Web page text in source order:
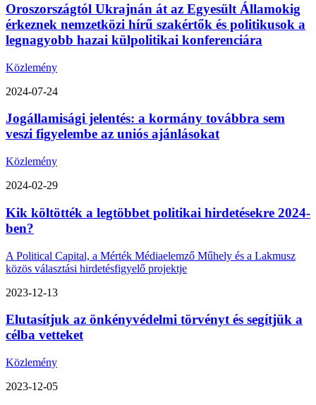
Oroszországtól Ukrajnán át az Egyesült Államokig
érkeznek nemzetközi hírű szakértők és politikusok a
legnagyobb hazai külpolitikai konferenciára
Közlemény
2024-07-24
Jogállamisági jelentés: a kormány továbbra sem
veszi figyelembe az uniós ajánlásokat
Közlemény
2024-02-29
Kik költötték a legtöbbet politikai hirdetésekre 2024-
ben?
A Political Capital, a Mérték Médiaelemző Műhely és a Lakmusz
közös választási hirdetésfigyelő projektje
2023-12-13
Elutasítjuk az önkényvédelmi törvényt és segítjük a
célba vetteket
Közlemény
2023-12-05